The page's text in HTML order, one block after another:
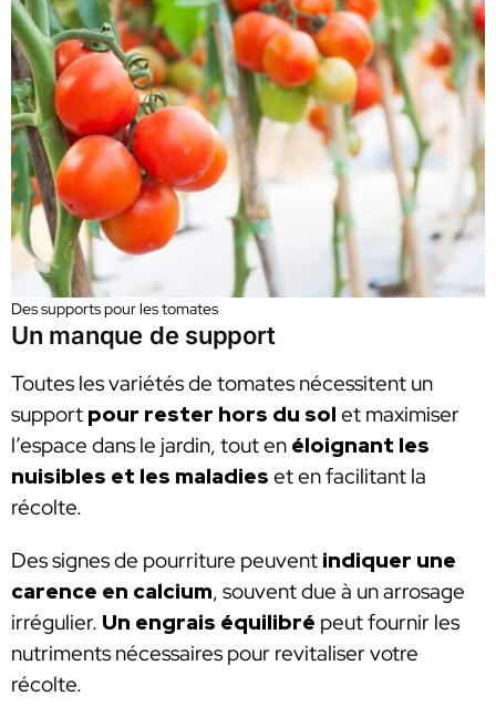
Des supports pour les tomates
Un manque de support
Toutes les variétés de tomates nécessitent un
support pour rester hors du sol et maximiser
l’espace dans le jardin, tout en éloignant les
nuisibles et les maladies et en facilitant la
récolte.
Des signes de pourriture peuvent indiquer une
carence en calcium, souvent due à un arrosage
irrégulier. Un engrais équilibré peut fournir les
nutriments nécessaires pour revitaliser votre
récolte.